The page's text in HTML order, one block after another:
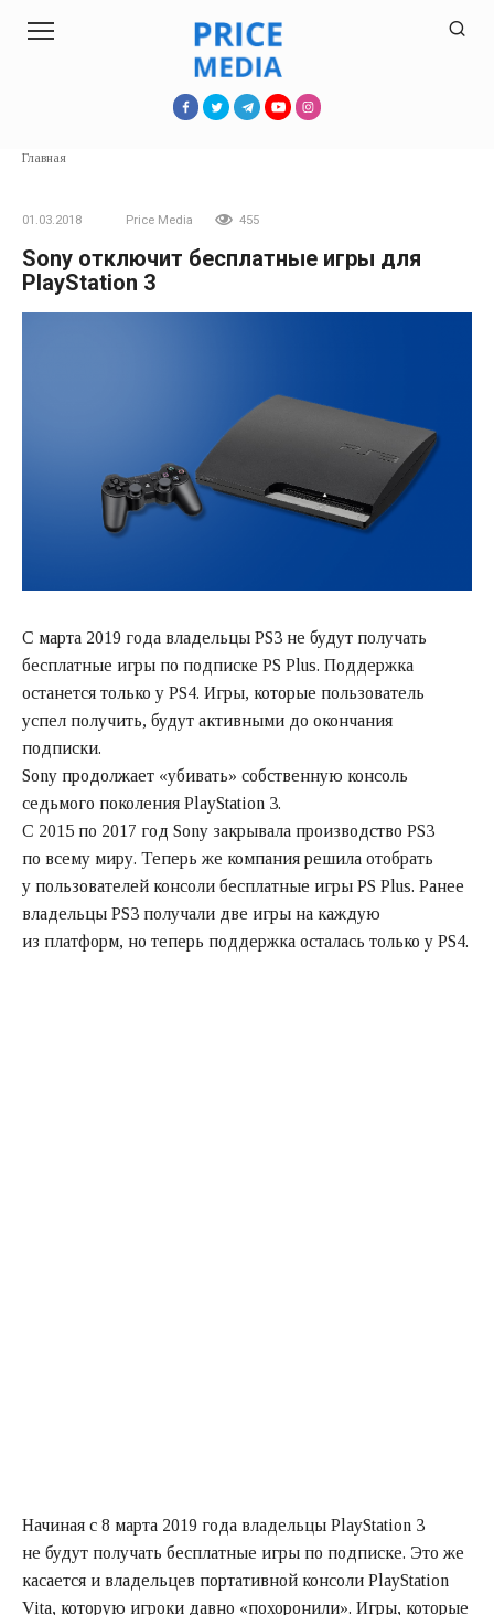
Главная
01.03.2018 Price Media 455
Sony отключит бесплатные игры для
PlayStation 3
С марта 2019 года владельцы PS3 не будут получать
бесплатные игры по подписке PS Plus. Поддержка
останется только у PS4. Игры, которые пользователь
успел получить, будут активными до окончания
подписки.
Sony продолжает «убивать» собственную консоль
седьмого поколения PlayStation 3.
С 2015 по 2017 год Sony закрывала производство PS3
по всему миру. Теперь же компания решила отобрать
у пользователей консоли бесплатные игры PS Plus. Ранее
владельцы PS3 получали две игры на каждую
из платформ, но теперь поддержка осталась только у PS4.
Начиная с 8 марта 2019 года владельцы PlayStation 3
не будут получать бесплатные игры по подписке. Это же
касается и владельцев портативной консоли PlayStation
Vita, которую игроки давно «похоронили». Игры, которые